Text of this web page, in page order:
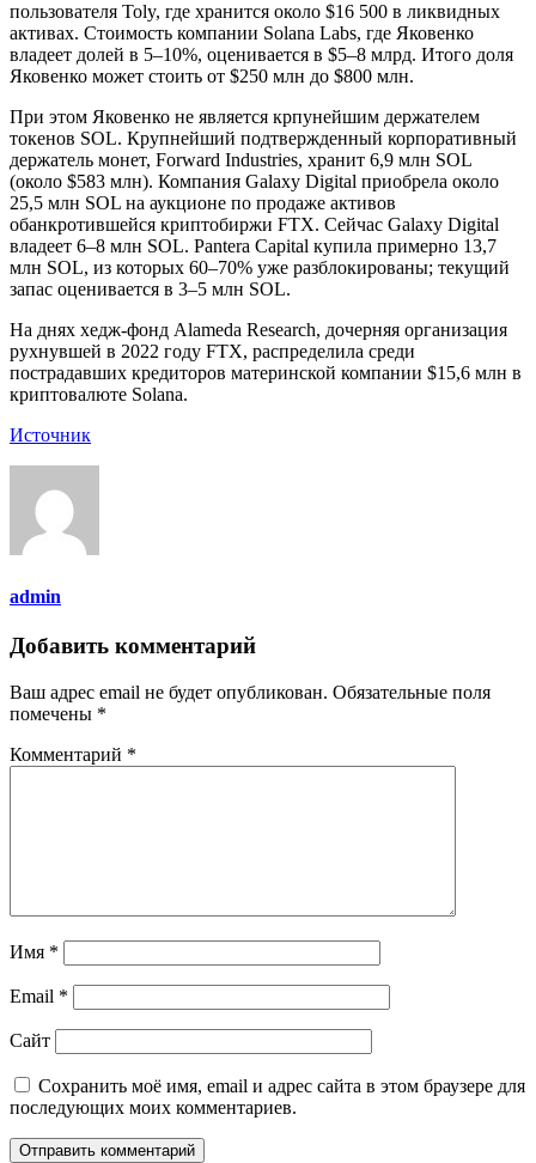
пользователя Toly, где хранится около $16 500 в ликвидных
активах. Стоимость компании Solana Labs, где Яковенко
владеет долей в 5–10%, оценивается в $5–8 млрд. Итого доля
Яковенко может стоить от $250 млн до $800 млн.
При этом Яковенко не является крпунейшим держателем
токенов SOL. Крупнейший подтвержденный корпоративный
держатель монет, Forward Industries, хранит 6,9 млн SOL
(около $583 млн). Компания Galaxy Digital приобрела около
25,5 млн SOL на аукционе по продаже активов
обанкротившейся криптобиржи FTX. Сейчас Galaxy Digital
владеет 6–8 млн SOL. Pantera Capital купила примерно 13,7
млн SOL, из которых 60–70% уже разблокированы; текущий
запас оценивается в 3–5 млн SOL.
На днях хедж-фонд Alameda Research, дочерняя организация
рухнувшей в 2022 году FTX, распределила среди
пострадавших кредиторов материнской компании $15,6 млн в
криптовалюте Solana.
Источник
admin
Добавить комментарий
Ваш адрес email не будет опубликован. Обязательные поля
помечены *
Комментарий *
Имя *
Email *
Сайт
Сохранить моё имя, email и адрес сайта в этом браузере для
последующих моих комментариев.